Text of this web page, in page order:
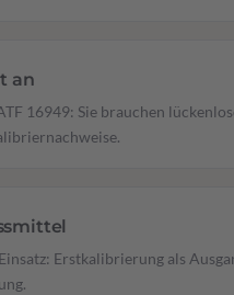
an
16949: Sie brauchen
Erstkalibrierung als